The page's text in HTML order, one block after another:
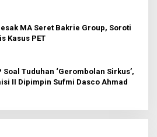
MA Seret Bakrie Group, Soroti
Kasus PET
Soal Tuduhan ‘Gerombolan Sirkus’,
II Dipimpin Sufmi Dasco Ahmad